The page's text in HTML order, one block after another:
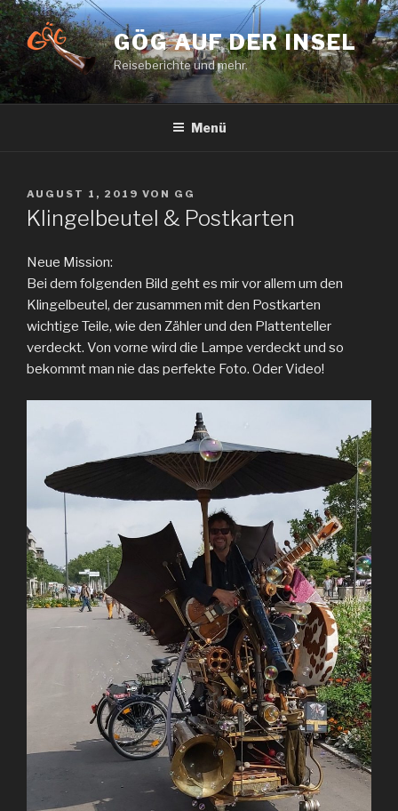
Zum
Inhalt
springen
GÖG AUF DER INSEL
Reiseberichte und mehr.
Menü
VERÖFFENTLICHT
AM
AUGUST 1, 2019 VON GG
Klingelbeutel & Postkarten
Neue Mission:
Bei dem folgenden Bild geht es mir vor allem um den
Klingelbeutel, der zusammen mit den Postkarten
wichtige Teile, wie den Zähler und den Plattenteller
verdeckt. Von vorne wird die Lampe verdeckt und so
bekommt man nie das perfekte Foto. Oder Video!